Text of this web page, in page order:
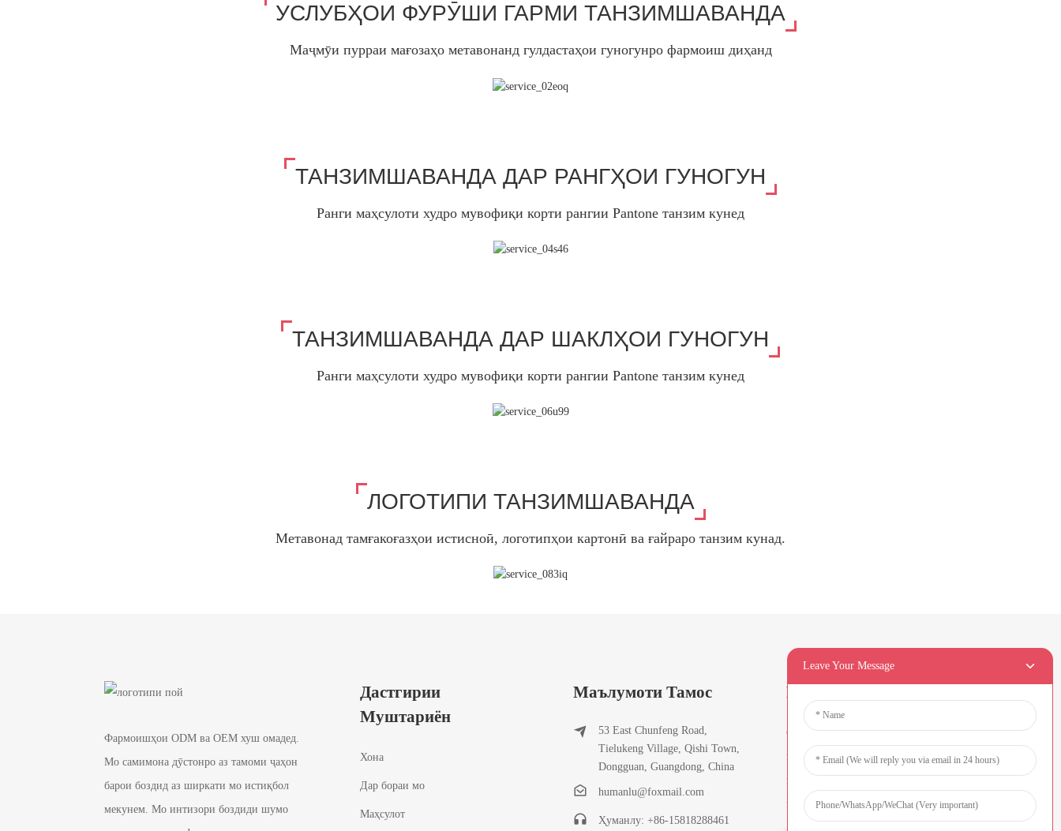
УСЛУБҲОИ ФУРӮШИ ГАРМИ ТАНЗИМШАВАНДА
Маҷмӯи пурраи мағозаҳо метавонанд гулдастаҳои гуногунро фармоиш диҳанд
ТАНЗИМШАВАНДА ДАР РАНГҲОИ ГУНОГУН
Ранги маҳсулоти худро мувофиқи корти рангии Pantone танзим кунед
ТАНЗИМШАВАНДА ДАР ШАКЛҲОИ ГУНОГУН
Ранги маҳсулоти худро мувофиқи корти рангии Pantone танзим кунед
ЛОГОТИПИ ТАНЗИМШАВАНДА
Метавонад тамғакоғазҳои истисноӣ, логотипҳои картонӣ ва ғайраро танзим кунад.
Фармоишҳои ODM ва OEM хуш омадед.
Мо самимона дӯстонро аз тамоми ҷаҳон
барои боздид аз ширкати мо истиқбол
мекунем. Мо интизори боздиди шумо
Дастгирии
Муштариён
Хона
Дар бораи мо
Маҳсулот
Маълумоти Тамос
53 East Chunfeng Road,
Tielukeng Village, Qishi Town,
Dongguan, Guangdong, China
humanlu@foxmail.com
Ҳуманлу: +86-15818288461
Номаҳои Иттилоотӣ
Суроғаи почтаи электронии худро
ворид кунед ва мо ба шумо
маълумоти охирини нақшаҳоро
мефиристем.
Leave Your Message